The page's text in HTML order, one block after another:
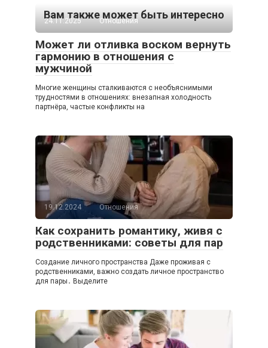
Вам также может быть интересно
24.11.2025 Отношения
Может ли отливка воском вернуть
гармонию в отношения с
мужчиной
Многие женщины сталкиваются с необъяснимыми
трудностями в отношениях: внезапная холодность
партнёра, частые конфликты на
19.12.2024 Отношения
Как сохранить романтику, живя с
родственниками: советы для пар
Создание личного пространства Даже проживая с
родственниками, важно создать личное пространство
для пары․ Выделите